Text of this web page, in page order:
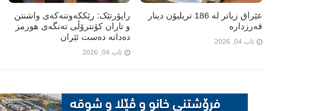
راپۆرتێک: رێککەوتنەکەی واشنتن
و تاران کۆنترۆڵی تەنگەی هورمز
دەداتە دەست ئێران
ئاب 04, 2026
عێراق زیاتر لە 186 تریلیۆن دینار
قەرزدارە
ئاب 04, 2026